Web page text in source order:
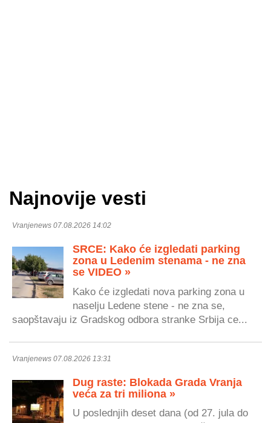
Najnovije vesti
Vranjenews 07.08.2026 14:02
SRCE: Kako će izgledati parking
zona u Ledenim stenama - ne zna
se VIDEO »
Kako će izgledati nova parking zona u
naselju Ledene stene - ne zna se,
saopštavaju iz Gradskog odbora stranke Srbija ce...
Vranjenews 07.08.2026 13:31
Dug raste: Blokada Grada Vranja
veća za tri miliona »
U poslednjih deset dana (od 27. jula do